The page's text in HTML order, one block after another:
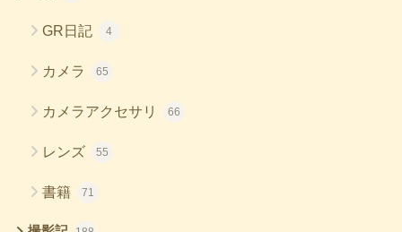
GR日記 4
カメラ 65
カメラアクセサリ 66
レンズ 55
書籍 71